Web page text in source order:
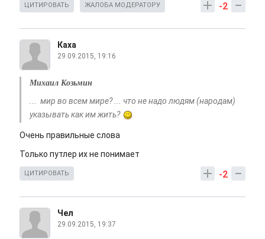
-2
ЦИТИРОВАТЬ ЖАЛОБА МОДЕРАТОРУ
Каха
29.09.2015, 19:16
Михаил Козьмин
... мир во всем мире? ... что не надо людям (народам)
указывать как им жить?
Очень правильные слова
Только путлер их не понимает
-2
ЦИТИРОВАТЬ
Чел
29.09.2015, 19:37